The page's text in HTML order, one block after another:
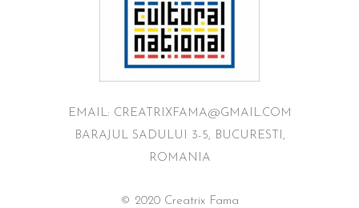
EMAIL: CREATRIXFAMA@GMAIL.COM
BARAJUL SADULUI 3-5, BUCURESTI,
ROMANIA
© 2020 Creatrix Fama